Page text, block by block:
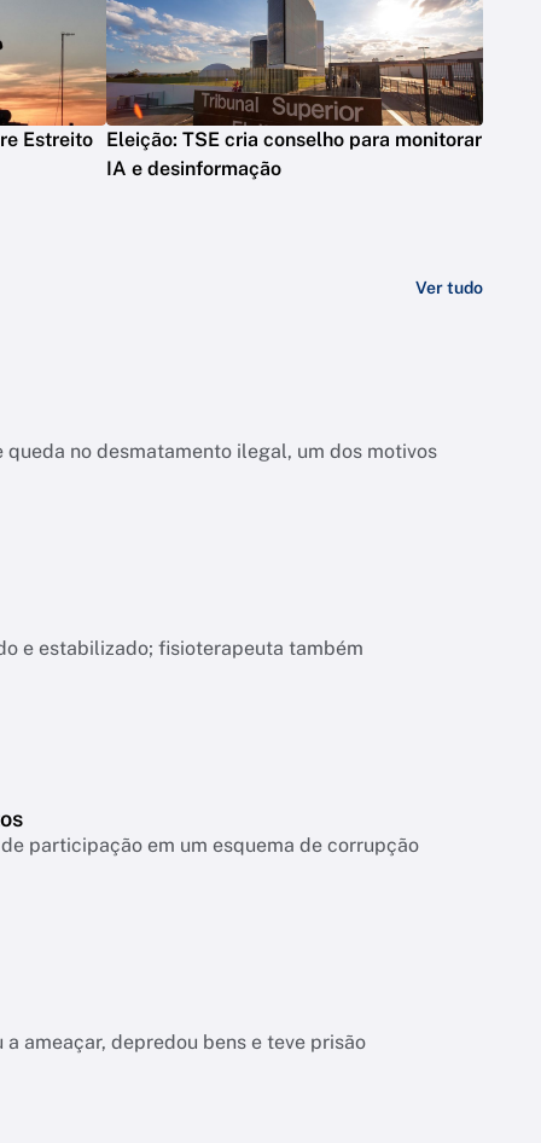
Estreito
Eleição: TSE cria conselho para monitorar
IA e desinformação
Ver tudo
no desmatamento ilegal, um dos motivos
e estabilizado; fisioterapeuta também
participação em um esquema de corrupção
ameaçar, depredou bens e teve prisão